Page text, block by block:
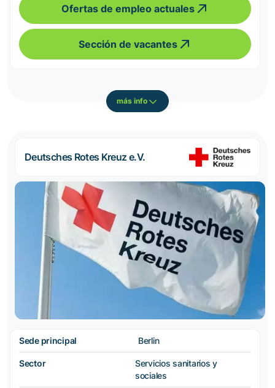
Ofertas de empleo actuales
Sección de vacantes
más info
Deutsches Rotes Kreuz e.V.
Sede principal Berlin
Sector
Servicios sanitarios y
sociales